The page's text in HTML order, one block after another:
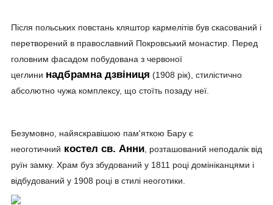
Після польських повстань кляштор кармелітів був скасований і
перетворений в православний Покровський монастир. Перед
головним фасадом побудована з червоної
цеглини надбрамна дзвіниця (1908 рік), стилістично
абсолютно чужа комплексу, що стоїть позаду неї.
Безумовно, найяскравішою пам'яткою Бару є
неоготичний костел св. Анни , розташований неподалік від
руїн замку. Храм буз збудований у 1811 році домініканцями і
відбудований у 1908 році в стилі неоготики.